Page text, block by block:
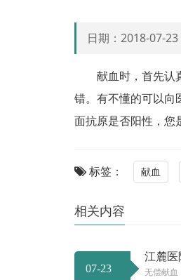
日期：2018-07-
献血时，首先认
错。有不懂的可以向
面抗原是否阳性，您
标签： 献血
相关内容
07-23
江麓
无偿献血